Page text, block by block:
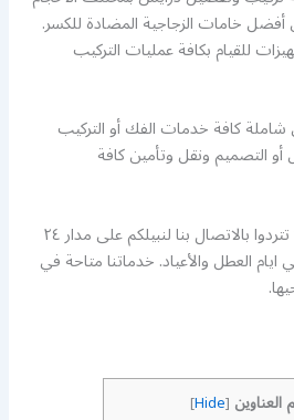
خامات الزجاجية المضادة للكسر.
للقيام بكافة عمليات التركيب
شاملة كافة خدمات الفك أو التركيب
التصميم ونقل وتأمين كافة
رضائكم هو هدفنا وغايتنا فلا تتردوا بالاتصال بنا لنبيلكم على مدار ٢٤
العطل والأعياد. خدماتنا متاحة في
العناوين [
Hide
]